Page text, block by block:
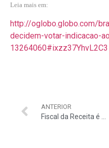
Leia mais em:
http://oglobo.globo.com/
decidem-votar-indicacao-
13264060#ixzz37YhvL2C3
ANTERIOR
Fiscal da Receita é demitida por improbidade